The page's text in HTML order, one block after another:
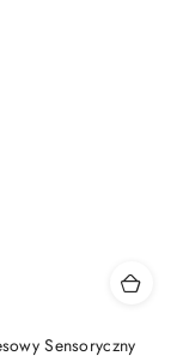
Sensoryczny